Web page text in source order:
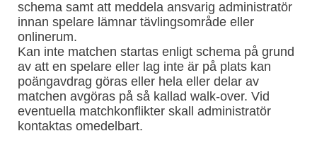
schema samt att meddela ansvarig administratör
innan spelare lämnar tävlingsområde eller
onlinerum.
Kan inte matchen startas enligt schema på grund
av att en spelare eller lag inte är på plats kan
poängavdrag göras eller hela eller delar av
matchen avgöras på så kallad walk-over. Vid
eventuella matchkonflikter skall administratör
kontaktas omedelbart.